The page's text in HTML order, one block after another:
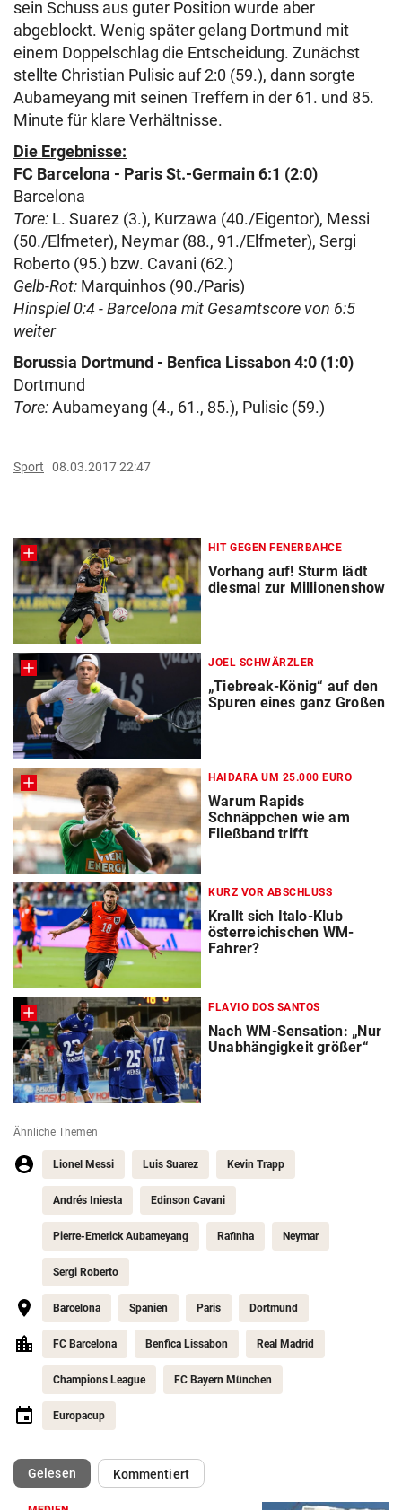
sein Schuss aus guter Position wurde aber
abgeblockt. Wenig später gelang Dortmund mit
einem Doppelschlag die Entscheidung. Zunächst
stellte Christian Pulisic auf 2:0 (59.), dann sorgte
Aubameyang mit seinen Treffern in der 61. und 85.
Minute für klare Verhältnisse.
Die Ergebnisse:
FC Barcelona - Paris St.-Germain 6:1 (2:0)
Barcelona
Tore: L. Suarez (3.), Kurzawa (40./Eigentor), Messi
(50./Elfmeter), Neymar (88., 91./Elfmeter), Sergi
Roberto (95.) bzw. Cavani (62.)
Gelb-Rot: Marquinhos (90./Paris)
Hinspiel 0:4 - Barcelona mit Gesamtscore von 6:5
weiter
Borussia Dortmund - Benfica Lissabon 4:0 (1:0)
Dortmund
Tore:Aubameyang (4., 61., 85.), Pulisic (59.)
Sport 08.03.2017 22:47
HIT GEGEN FENERBAHCE
Vorhang auf! Sturm lädt
diesmal zur Millionenshow
JOEL SCHWÄRZLER
„Tiebreak-König“ auf den
Spuren eines ganz Großen
HAIDARA UM 25.000 EURO
Warum Rapids
Schnäppchen wie am
Fließband trifft
KURZ VOR ABSCHLUSS
Krallt sich Italo-Klub
österreichischen WM-
Fahrer?
FLAVIO DOS SANTOS
Nach WM-Sensation: „Nur
Unabhängigkeit größer“
Ähnliche Themen
Lionel Messi Luis Suarez Kevin Trapp
Andrés Iniesta Edinson Cavani
Pierre-Emerick Aubameyang Rafinha Neymar
Sergi Roberto
Barcelona Spanien Paris Dortmund
FC Barcelona Benfica Lissabon Real Madrid
Champions League FC Bayern München
Europacup
Gelesen(ausgewählt)Kommentiert